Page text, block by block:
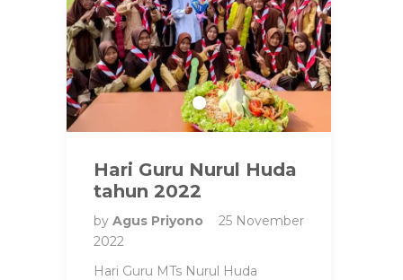
Hari Guru Nurul Huda
tahun 2022
by Agus Priyono
25 November
2022
Hari Guru MTs Nurul Huda